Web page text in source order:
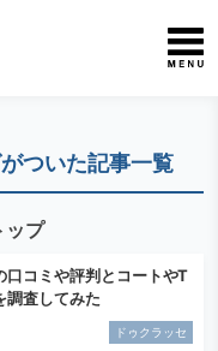
ついた記事一覧
ップ
口コミや評判とコートやT
調査してみた
ドゥクラッセ